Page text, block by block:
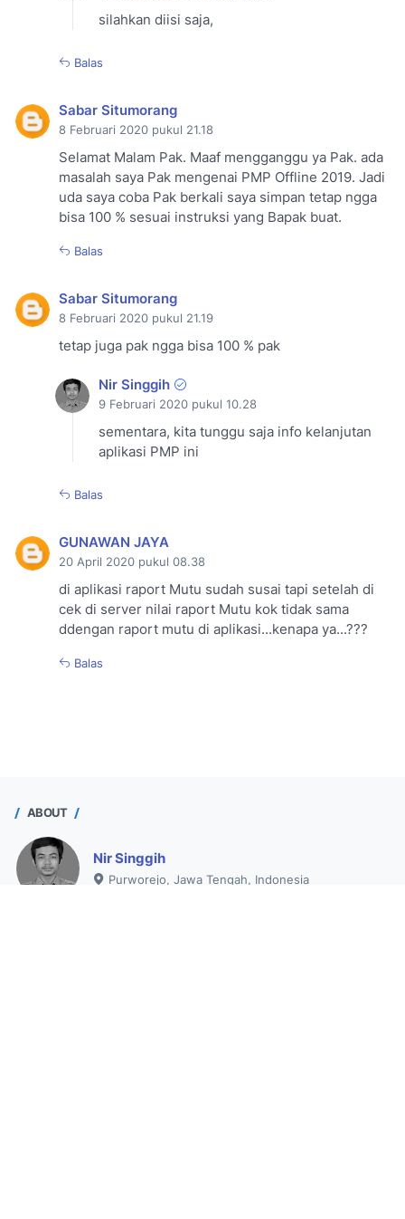
silahkan diisi saja,
Balas
Sabar Situmorang
8 Februari 2020 pukul 21.18
Selamat Malam Pak. Maaf mengganggu ya Pak. ada
masalah saya Pak mengenai PMP Offline 2019. Jadi
uda saya coba Pak berkali saya simpan tetap ngga
bisa 100 % sesuai instruksi yang Bapak buat.
Balas
Sabar Situmorang
8 Februari 2020 pukul 21.19
tetap juga pak ngga bisa 100 % pak
Nir Singgih
9 Februari 2020 pukul 10.28
sementara, kita tunggu saja info kelanjutan
aplikasi PMP ini
Balas
GUNAWAN JAYA
20 April 2020 pukul 08.38
di aplikasi raport Mutu sudah susai tapi setelah di
cek di server nilai raport Mutu kok tidak sama
ddengan raport mutu di aplikasi...kenapa ya...???
Balas
ABOUT
Nir Singgih
Purworejo, Jawa Tengah, Indonesia